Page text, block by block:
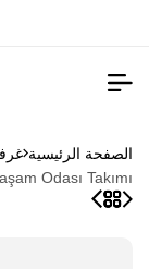
الصفحة الرئيسية
Odası Takımı